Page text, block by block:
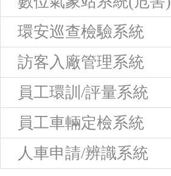
環安巡查檢驗系統
訪客入廠管理系統
員工環訓/評量系統
員工車輛定檢系統
人車申請/辨識系統